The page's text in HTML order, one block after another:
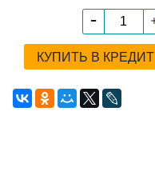
КУПИТЬ В КРЕДИТ